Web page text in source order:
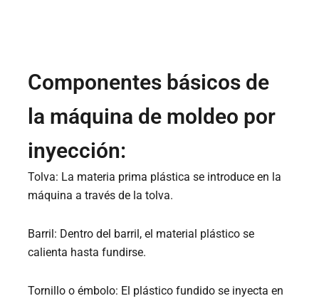
Componentes básicos de
la máquina de moldeo por
inyección:
Tolva: La materia prima plástica se introduce en la
máquina a través de la tolva.
Barril: Dentro del barril, el material plástico se
calienta hasta fundirse.
Tornillo o émbolo: El plástico fundido se inyecta en